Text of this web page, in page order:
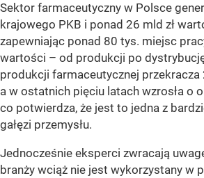
Sektor farmaceutyczny w Polsce
krajowego PKB i ponad 26 mld zł
zapewniając ponad 80 tys. miejsc
wartości – od produkcji po
produkcji farmaceutycznej przekracza
a w ostatnich pięciu latach wzrosła o
co potwierdza, że jest to jedna z
gałęzi przemysłu.
Jednocześnie eksperci zwracają
branży wciąż nie jest wykorzystany w